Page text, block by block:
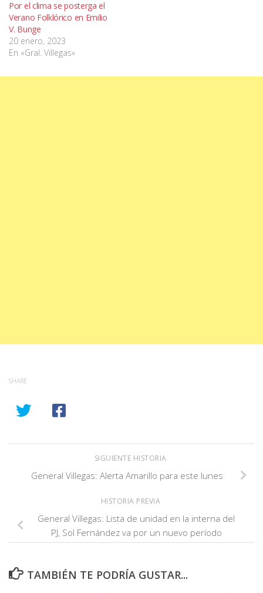
Por el clima se posterga el
Verano Folklórico en Emilio
V. Bunge
20 enero, 2023
En «Gral. Villegas»
SHARE
SIGUIENTE HISTORIA
General Villegas: Alerta Amarillo para este lunes
HISTORIA PREVIA
General Villegas: Lista de unidad en la interna del
PJ, Sol Fernández va por un nuevo período
TAMBIÉN TE PODRÍA GUSTAR...